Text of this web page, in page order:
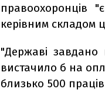
правоохоронців
керівним складом
"Державі завдано
вистачило б на
близько 500